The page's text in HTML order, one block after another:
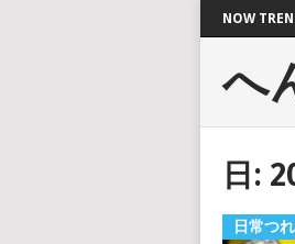
NOW
へ
日:
日常つ